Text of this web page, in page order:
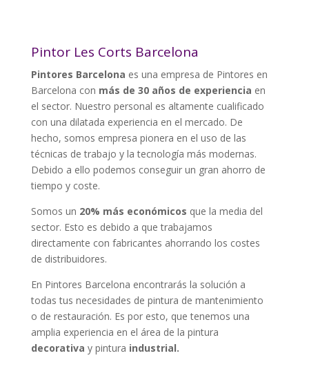
Pintor Les Corts Barcelona
Pintores Barcelona es una empresa de Pintores en
Barcelona con más de 30 años de experiencia en
el sector. Nuestro personal es altamente cualificado
con una dilatada experiencia en el mercado. De
hecho, somos empresa pionera en el uso de las
técnicas de trabajo y la tecnología más modernas.
Debido a ello podemos conseguir un gran ahorro de
tiempo y coste.
Somos un 20% más económicos que la media del
sector. Esto es debido a que trabajamos
directamente con fabricantes ahorrando los costes
de distribuidores.
En Pintores Barcelona encontrarás la solución a
todas tus necesidades de pintura de mantenimiento
o de restauración. Es por esto, que tenemos una
amplia experiencia en el área de la pintura
decorativa y pintura industrial.